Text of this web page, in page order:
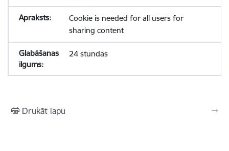
Cookie is needed for all users for
sharing content
24 stundas
Drukāt lapu